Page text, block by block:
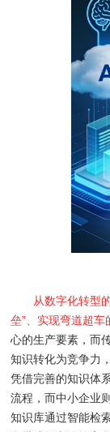
从数字化转型
垒”、实现弯道超车
心的生产要素，而
知识转化为竞争力
凭借完善的知识体
流程，而中小企业
知识库通过智能检